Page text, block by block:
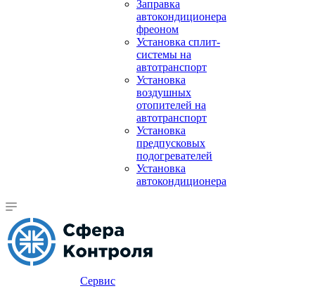
Заправка
автокондиционера
фреоном
Установка сплит-
системы на
автотранспорт
Установка
воздушных
отопителей на
автотранспорт
Установка
предпусковых
подогревателей
Установка
автокондиционера
Сервис